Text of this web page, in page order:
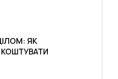
ЯК
КОШТУВАТИ